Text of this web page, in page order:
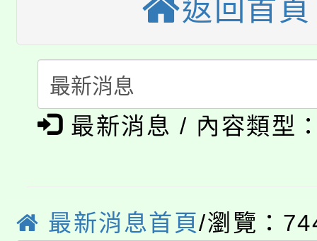
半價優惠，詳情可洽有
者。
份教師增能研習
大溪自造教育及科技
份教師研習
淨零綠生活教案入校路
會
115年食農教育專業人
程
「本色祭」8/29、30在
局官網。
8月14至27日，桃園電
返回首頁
最新消息 / 內容類型
最新消息首頁/瀏覽：